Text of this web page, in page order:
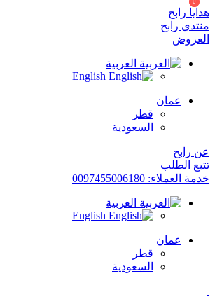
هدايا رابح
منتدى رابح
العروض
العربية
English
عمان
قطر
السعودية
عن رابح
تتبع الطلب
خدمة العملاء: 0097455006180
العربية
English
عمان
قطر
السعودية
00